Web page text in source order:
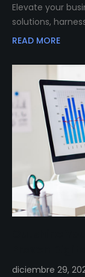
Elevate your
solutions,
READ MORE
diciembre 29,